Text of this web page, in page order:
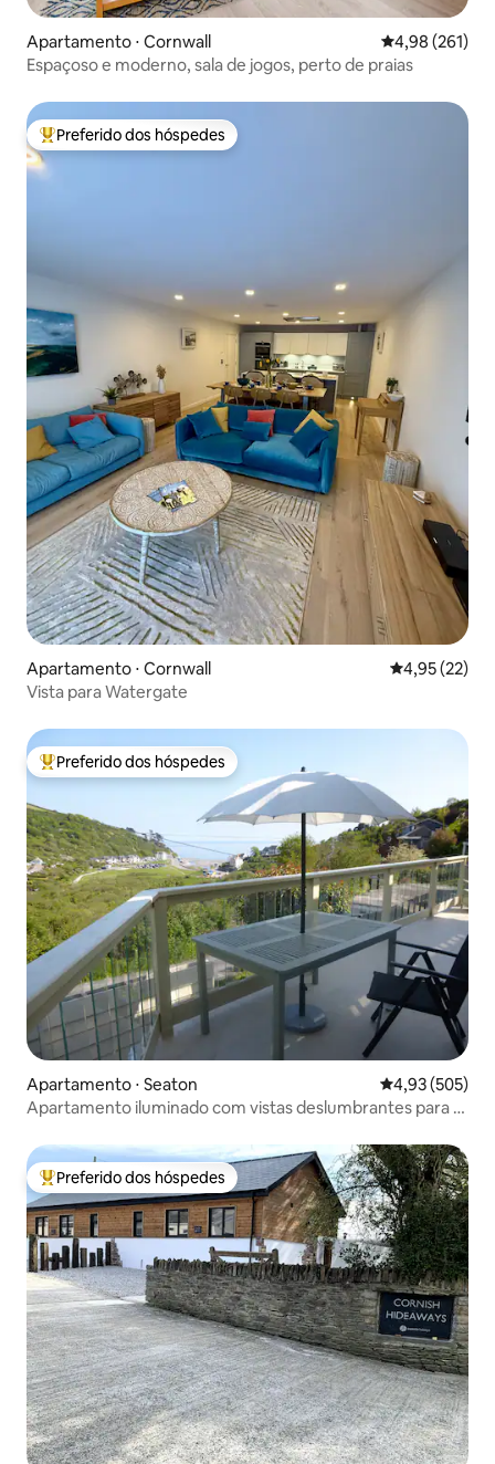
Apartamento ⋅ Cornwall 4,98 de uma
4,98 (261)
Espaçoso e moderno, sala de jogos, perto de praias
Entre os melhores preferidos dos hóspedes
Preferido dos hóspedes
Apartamento ⋅ Cornwall 4,95 de uma
4,95 (22)
Vista para Watergate
Entre os melhores preferidos dos hóspedes
Preferido dos hóspedes
Apartamento ⋅ Seaton 4,93 de uma
4,93 (505)
Apartamento iluminado com vistas deslumbrantes para o
Entre os melhores preferidos dos hóspedes
Preferido dos hóspedes